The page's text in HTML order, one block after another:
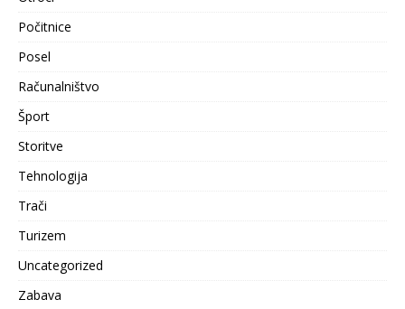
Počitnice
Posel
Računalništvo
Šport
Storitve
Tehnologija
Trači
Turizem
Uncategorized
Zabava